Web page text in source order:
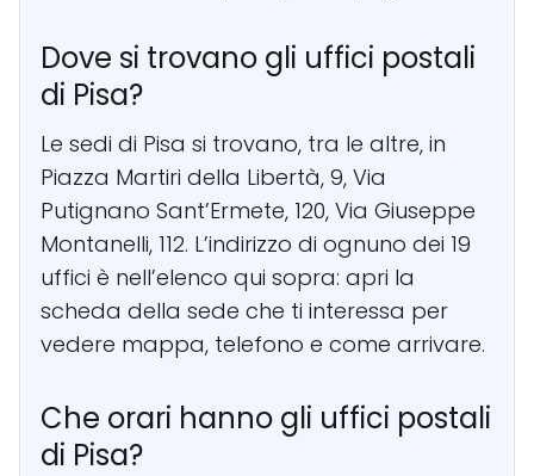
Dove si trovano gli uffici postali
di Pisa?
Le sedi di Pisa si trovano, tra le altre, in
Piazza Martiri della Libertà, 9, Via
Putignano Sant’Ermete, 120, Via Giuseppe
Montanelli, 112. L’indirizzo di ognuno dei 19
uffici è nell’elenco qui sopra: apri la
scheda della sede che ti interessa per
vedere mappa, telefono e come arrivare.
Che orari hanno gli uffici postali
di Pisa?